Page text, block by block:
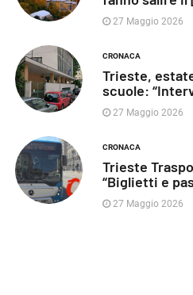
27 Maggio 2026
CRONACA
Trieste,
scuole:
27 Maggio 2026
CRONACA
Trieste
“Biglietti e
27 Maggio 2026